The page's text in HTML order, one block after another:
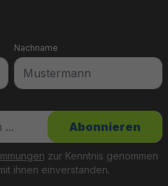
Nachname
zur Kenntnis genommen
ihnen einverstanden.
Abonnieren